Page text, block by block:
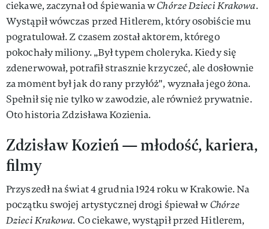
ciekawe, zaczynał od śpiewania wChórze Dzieci Krakowa.
Wystąpił wówczas przed Hitlerem, który osobiście mu
pogratulował. Z czasem został aktorem, którego
pokochały miliony. „Był typem choleryka. Kiedy się
zdenerwował, potrafił strasznie krzyczeć, ale dosłownie
za moment był jak do rany przyłóż", wyznała jego żona.
Spełnił się nie tylko w zawodzie, ale również prywatnie.
Oto historia Zdzisława Kozienia.
Zdzisław Kozień — młodość, kariera,
filmy
Przyszedł na świat 4 grudnia 1924 roku w Krakowie. Na
początku swojej artystycznej drogi śpiewał wChórze
Dzieci Krakowa. Co ciekawe, wystąpił przed Hitlerem,